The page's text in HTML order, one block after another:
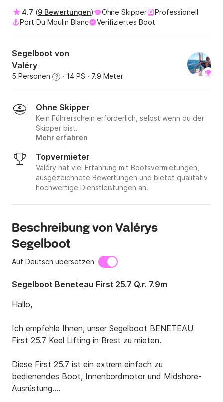
4.7 (9 Bewertungen) Ohne Skipper
Professionell
Port Du Moulin Blanc
Verifiziertes Boot
Segelboot von
Valéry
5 Personen ? · 14 PS · 7.9 Meter
Ohne Skipper
Kein Führerschein erforderlich, selbst wenn du der
Skipper bist.
Mehr erfahren
Topvermieter
Valéry hat viel Erfahrung mit Bootsvermietungen,
ausgezeichnete Bewertungen und bietet qualitativ
hochwertige Dienstleistungen an.
Beschreibung von Valérys
Segelboot
Auf Deutsch übersetzen
Segelboot Beneteau First 25.7 Q.r. 7.9m
Hallo,
Ich empfehle Ihnen, unser Segelboot BENETEAU
First 25.7 Keel Lifting in Brest zu mieten.
Diese First 25.7 ist ein extrem einfach zu
bedienendes Boot, Innenbordmotor und Midshore-
Ausrüstung.